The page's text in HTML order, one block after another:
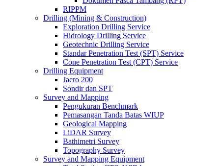
RIPPM
Drilling (Mining & Construction)
Exploration Drilling Service
Hidrology Drilling Service
Geotechnic Drilling Service
Standar Penetration Test (SPT) Service
Cone Penetration Test (CPT) Service
Drilling Equipment
Jacro 200
Sondir dan SPT
Survey and Mapping
Pengukuran Benchmark
Pemasangan Tanda Batas WIUP
Geological Mapping
LiDAR Survey
Bathimetri Survey
Topography Survey
Survey and Mapping Equipment